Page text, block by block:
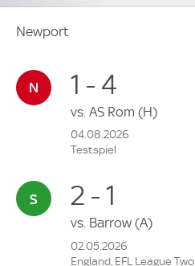
Newport
1 - 4
vs. AS Rom (H)
04.08.2026
Testspiel
2 - 1
vs. Barrow (A)
02.05.2026
England, EFL League Two